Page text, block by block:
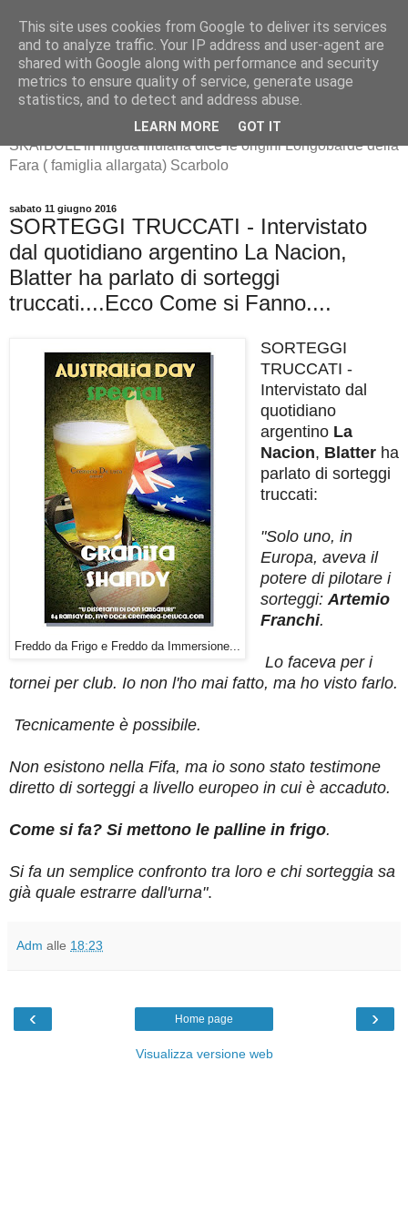
SKArBULL -Scarbolo-
SKArBULL in lingua friulana dice le origini Longobarde della
Fara ( famiglia allargata) Scarbolo
sabato 11 giugno 2016
SORTEGGI TRUCCATI - Intervistato
dal quotidiano argentino La Nacion,
Blatter ha parlato di sorteggi
truccati....Ecco Come si Fanno....
Freddo da Frigo e Freddo da Immersione...
SORTEGGI
TRUCCATI -
Intervistato dal
quotidiano
argentino La
Nacion, Blatterha
parlato di sorteggi
truccati:
"Solo uno, in
Europa, aveva il
potere di pilotare i
sorteggi: Artemio
Franchi.
Lo faceva per i
tornei per club. Io non l'ho mai fatto, ma ho visto farlo.
Tecnicamente è possibile.
Non esistono nella Fifa, ma io sono stato testimone
diretto di sorteggi a livello europeo in cui è accaduto.
Come si fa? Si mettono le palline in frigo.
Si fa un semplice confronto tra loro e chi sorteggia sa
già quale estrarre dall'urna".
Adm alle 18:23
‹ ›
Home page
Visualizza versione web
This site uses cookies from Google to deliver its services
and to analyze traffic. Your IP address and user-agent are
shared with Google along with performance and security
metrics to ensure quality of service, generate usage
statistics, and to detect and address abuse.
LEARN MORE GOT IT